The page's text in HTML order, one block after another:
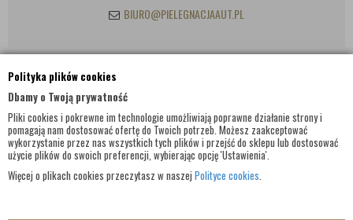
Polityka plików cookies
Dbamy o Twoją prywatność
Pliki cookies i pokrewne im technologie umożliwiają poprawne działanie strony i
pomagają nam dostosować ofertę do Twoich potrzeb. Możesz zaakceptować
wykorzystanie przez nas wszystkich tych plików i przejść do sklepu lub dostosować
użycie plików do swoich preferencji, wybierając opcję 'Ustawienia'.
Więcej o plikach cookies przeczytasz w naszej Polityce cookies.
BIURO@PIELEGNACJAAUT.PL
INFORMACJE KONTAKTOWE